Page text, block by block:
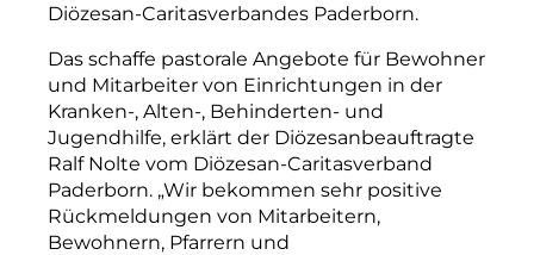
Diözesan-Caritasverbandes Paderborn.
Das schaffe pastorale Angebote für Bewohner
und Mitarbeiter von Einrichtungen in der
Kranken-, Alten-, Behinderten- und
Jugendhilfe, erklärt der Diözesanbeauftragte
Ralf Nolte vom Diözesan-Caritasverband
Paderborn. „Wir bekommen sehr positive
Rückmeldungen von Mitarbeitern,
Bewohnern, Pfarrern und